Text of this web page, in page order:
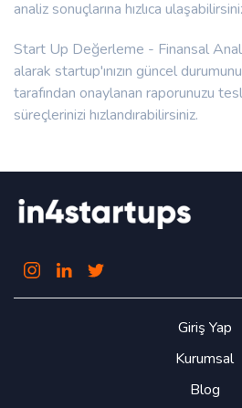
analiz sonuçlarına hızlıca
Start Up Değerleme - Finansal
alarak startup'ınızın güncel
tarafından onaylanan raporunuzu
süreçlerinizi hızlandırabilirsiniz.
Giriş Yap
Kurumsal
Blog